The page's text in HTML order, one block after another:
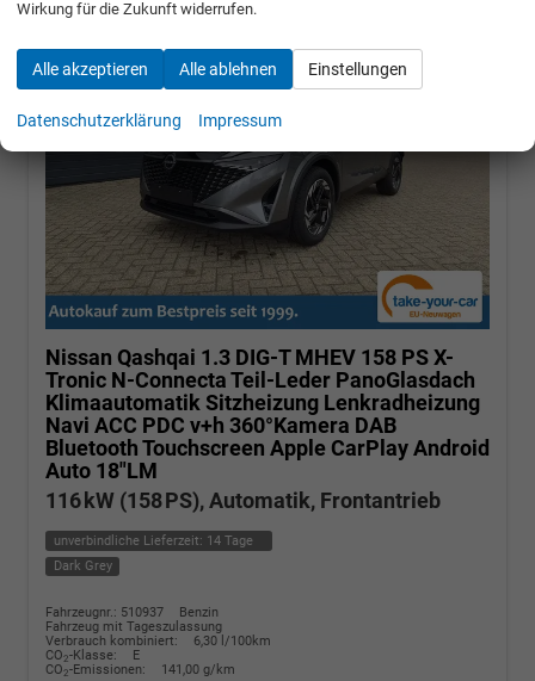
Nissan Qashqai 1.3 DIG-T MHEV 158 PS X-
Tronic N-Connecta Teil-Leder PanoGlasdach
Klimaautomatik Sitzheizung Lenkradheizung
Navi ACC PDC v+h 360°Kamera DAB
Bluetooth Touchscreen Apple CarPlay Android
Auto 18"LM
116 kW (158 PS), Automatik, Frontantrieb
unverbindliche Lieferzeit: 14 Tage
Dark Grey
Fahrzeugnr.: 510937
Benzin
Fahrzeug mit Tageszulassung
Verbrauch kombiniert:
6,30 l/100km
CO2-Klasse:
E
CO2-Emissionen: 141,00 g/km
Wirkung für die Zukunft widerrufen.
Alle akzeptieren Alle ablehnen Einstellungen
Datenschutzerklärung Impressum